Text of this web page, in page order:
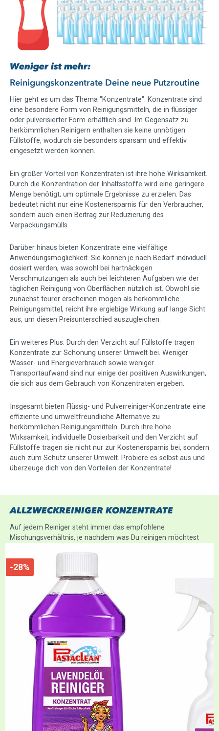
Weniger ist mehr:
Reinigungskonzentrate Deine neue Putzroutine
Hier geht es um das Thema "Konzentrate". Konzentrate sind
eine besondere Form von Reinigungsmitteln, die in flüssiger
oder pulverisierter Form erhältlich sind. Im Gegensatz zu
herkömmlichen Reinigern enthalten sie keine unnötigen
Füllstoffe, wodurch sie besonders sparsam und effektiv
eingesetzt werden können.
Ein großer Vorteil von Konzentraten ist ihre hohe Wirksamkeit.
Durch die Konzentration der Inhaltsstoffe wird eine geringere
Menge benötigt, um optimale Ergebnisse zu erzielen. Das
bedeutet nicht nur eine Kostenersparnis für den Verbraucher,
sondern auch einen Beitrag zur Reduzierung des
Verpackungsmülls.
Darüber hinaus bieten Konzentrate eine vielfältige
Anwendungsmöglichkeit. Sie können je nach Bedarf individuell
dosiert werden, was sowohl bei hartnäckigen
Verschmutzungen als auch bei leichteren Aufgaben wie der
täglichen Reinigung von Oberflächen nützlich ist. Obwohl sie
zunächst teurer erscheinen mögen als herkömmliche
Reinigungsmittel, reicht ihre ergiebige Wirkung auf lange Sicht
aus, um diesen Preisunterschied auszugleichen.
Ein weiteres Plus: Durch den Verzicht auf Füllstoffe tragen
Konzentrate zur Schonung unserer Umwelt bei. Weniger
Wasser- und Energieverbrauch sowie weniger
Transportaufwand sind nur einige der positiven Auswirkungen,
die sich aus dem Gebrauch von Konzentraten ergeben.
Insgesamt bieten Flüssig- und Pulverreiniger-Konzentrate eine
effiziente und umweltfreundliche Alternative zu
herkömmlichen Reinigungsmitteln. Durch ihre hohe
Wirksamkeit, individuelle Dosierbarkeit und den Verzicht auf
Füllstoffe tragen sie nicht nur zur Kostenersparnis bei, sondern
auch zum Schutz unserer Umwelt. Probiere es selbst aus und
überzeuge dich von den Vorteilen der Konzentrate!
ALLZWECKREINIGER KONZENTRATE
Auf jedem Reiniger steht immer das empfohlene
Mischungsverhältnis, je nachdem was Du reinigen möchtest
-28%